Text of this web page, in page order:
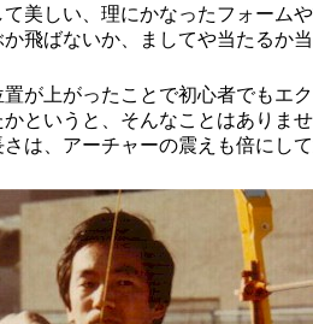
美しい、理にかなったフォーム
飛ばないか、ましてや当たるか
上がったことで初心者でもエ
というと、そんなことはありま
は、アーチャーの震えも倍にし